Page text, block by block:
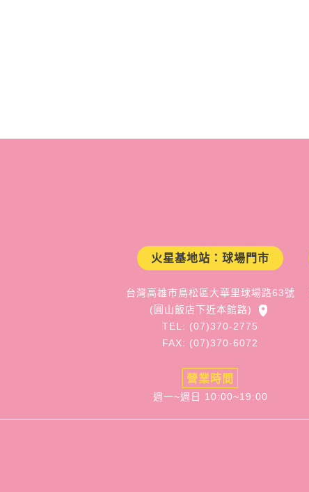
火星基地站：球場門市
台灣高雄市鳥松區大華里球場路63號
(圓山飯店下近本館路)
TEL: (07)370-2775
FAX: (07)370-6072
營業時間
週一~週日 10:00~19:00